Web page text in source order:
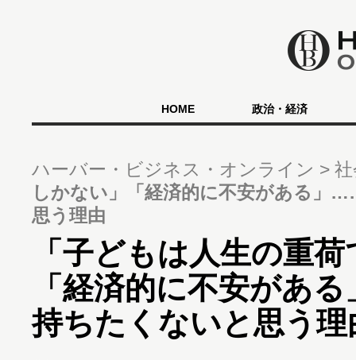
HOME 政治・経済
ハーバー・ビジネス・オンライン
しかない」「経済的に不安がある」
思う理由
「子どもは人生の重
「経済的に不安があ
持ちたくないと思う理